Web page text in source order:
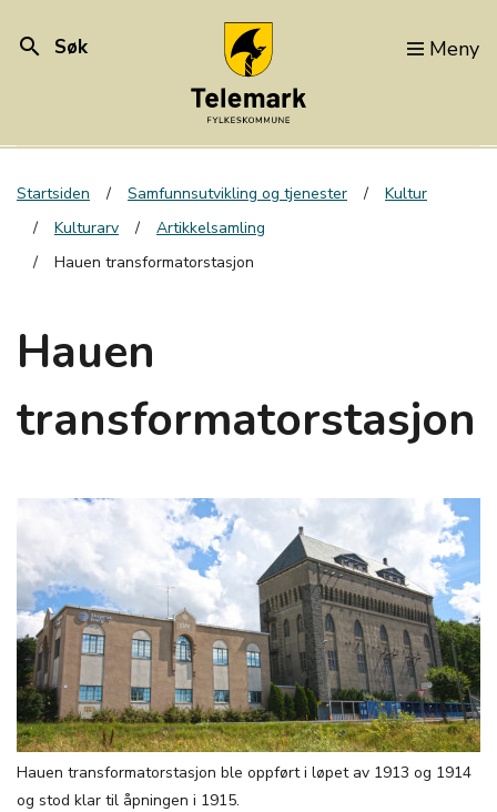
search Søk Meny
Startsiden Samfunnsutvikling og tjenester
Kultur
Kulturarv
Artikkelsamling
Hauen transformatorstasjon
Hauen
transformatorstasjon
Hauen transformatorstasjon ble oppført i løpet av 1913 og 1914
og stod klar til åpningen i 1915.